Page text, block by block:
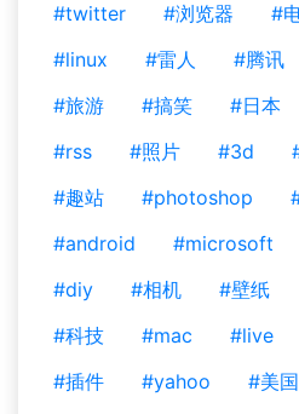
#twitter
#浏览器 #
#linux
#雷人 #腾讯
#旅游
#搞笑 #日本
#rss
#照片 #3d
#趣站
#photoshop
#android
#microsoft
#diy
#相机 #壁纸
#科技
#mac #live
#插件
#yahoo #美国